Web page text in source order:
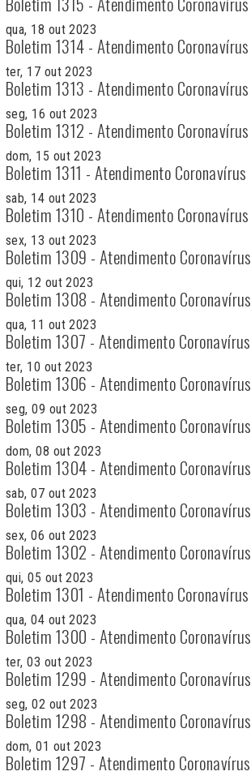
qua, 18 out 2023
Boletim 1314 - Atendimento Coronavírus
ter, 17 out 2023
Boletim 1313 - Atendimento Coronavírus
seg, 16 out 2023
Boletim 1312 - Atendimento Coronavírus
dom, 15 out 2023
Boletim 1311 - Atendimento Coronavírus
sab, 14 out 2023
Boletim 1310 - Atendimento Coronavírus
sex, 13 out 2023
Boletim 1309 - Atendimento Coronavírus
qui, 12 out 2023
Boletim 1308 - Atendimento Coronavírus
qua, 11 out 2023
Boletim 1307 - Atendimento Coronavírus
ter, 10 out 2023
Boletim 1306 - Atendimento Coronavírus
seg, 09 out 2023
Boletim 1305 - Atendimento Coronavírus
dom, 08 out 2023
Boletim 1304 - Atendimento Coronavírus
sab, 07 out 2023
Boletim 1303 - Atendimento Coronavírus
sex, 06 out 2023
Boletim 1302 - Atendimento Coronavírus
qui, 05 out 2023
Boletim 1301 - Atendimento Coronavírus
qua, 04 out 2023
Boletim 1300 - Atendimento Coronavírus
ter, 03 out 2023
Boletim 1299 - Atendimento Coronavírus
seg, 02 out 2023
Boletim 1298 - Atendimento Coronavírus
dom, 01 out 2023
Boletim 1297 - Atendimento Coronavírus